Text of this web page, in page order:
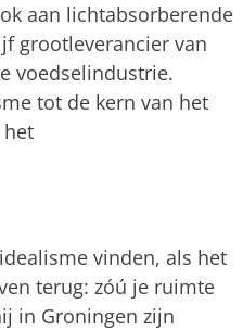
aan lichtabsorberende
grootleverancier van
voedselindustrie.
tot de kern van het
vinden, als het
terug: zóú je ruimte
in Groningen zijn